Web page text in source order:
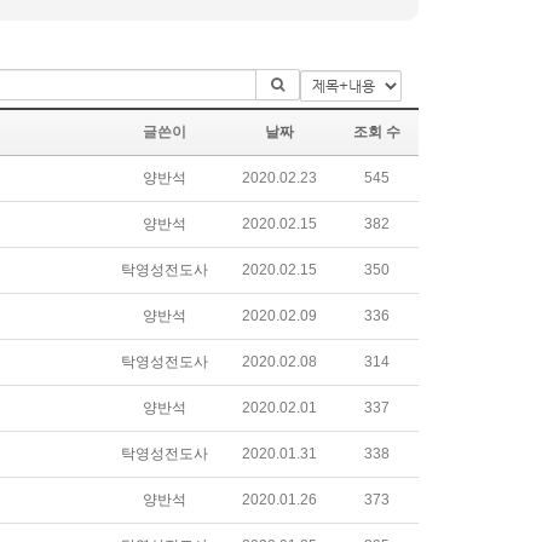
글쓴이 날짜 조회 수
양반석 2020.02.23 545
양반석 2020.02.15 382
탁영성전도사 2020.02.15 350
양반석 2020.02.09 336
탁영성전도사 2020.02.08 314
양반석 2020.02.01 337
탁영성전도사 2020.01.31 338
양반석 2020.01.26 373